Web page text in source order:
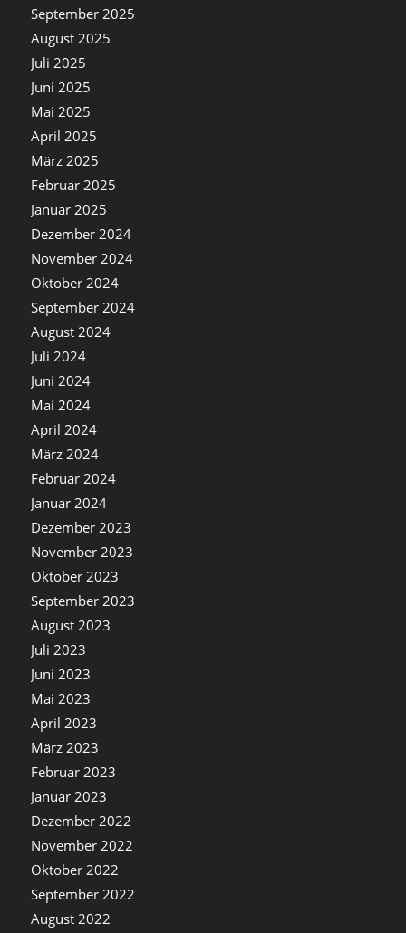
September 2025
August 2025
Juli 2025
Juni 2025
Mai 2025
April 2025
März 2025
Februar 2025
Januar 2025
Dezember 2024
November 2024
Oktober 2024
September 2024
August 2024
Juli 2024
Juni 2024
Mai 2024
April 2024
März 2024
Februar 2024
Januar 2024
Dezember 2023
November 2023
Oktober 2023
September 2023
August 2023
Juli 2023
Juni 2023
Mai 2023
April 2023
März 2023
Februar 2023
Januar 2023
Dezember 2022
November 2022
Oktober 2022
September 2022
August 2022